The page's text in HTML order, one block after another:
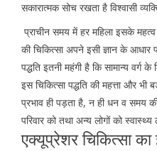
सकारात्मक सोच रखता है विश्वासी
प्राचीन समय में हर महिला इसके
की चिकित्सा अपने इसी ज्ञान के आधार
पद्धति इतनी महंगी है कि सामान्य वर्ग
इस चिकित्सा पद्धति की महत्ता और भी
प्रभाव ही पड़ता है, न ही धन व समय
परिवार को तथा अन्य लोगों को
एक्यूप्रेशर चिकित्सा का